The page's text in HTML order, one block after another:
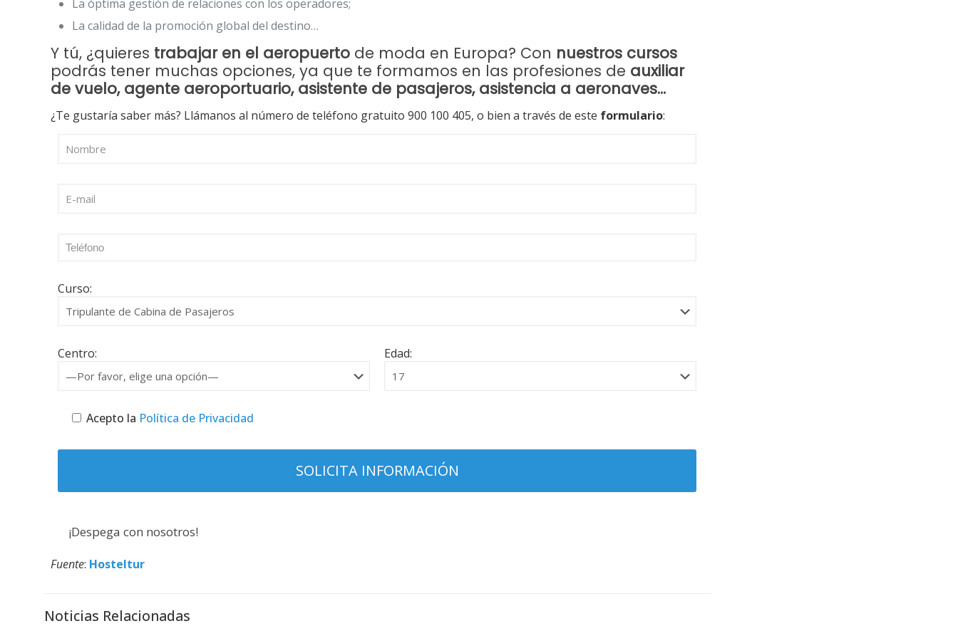
La óptima gestión de relaciones con los operadores;
La calidad de la promoción global del destino…
Y tú, ¿quieres trabajar en el aeropuerto de moda en Europa? Con nuestros cursos
podrás tener muchas opciones, ya que te formamos en las profesiones de auxiliar
de vuelo, agente aeroportuario, asistente de pasajeros, asistencia a aeronaves…
¿Te gustaría saber más? Llámanos al número de teléfono gratuito 900 100 405, o bien a través de este formulario:
Curso:
Centro: Edad:
Acepto la Política de Privacidad
¡Despega con nosotros!
Fuente: Hosteltur
Noticias Relacionadas